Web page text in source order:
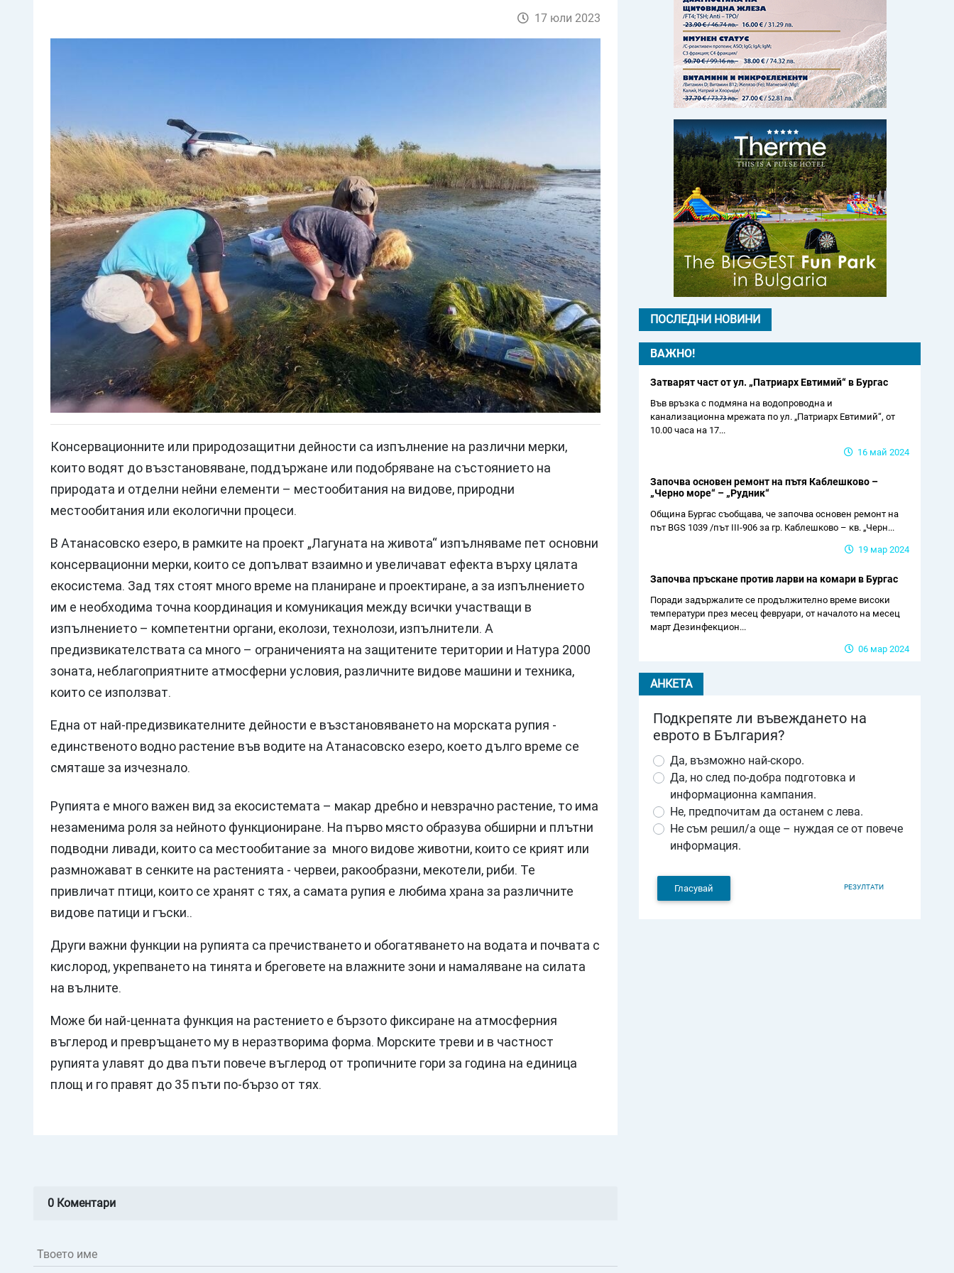
17 юли 2023
Консервационните или природозащитни дейности са изпълнение на различни мерки,
които водят до възстановяване, поддържане или подобряване на състоянието на
природата и отделни нейни елементи – местообитания на видове, природни
местообитания или екологични процеси.
В Атанасовско езеро, в рамките на проект „Лагуната на живота“ изпълняваме пет основни
консервационни мерки, които се допълват взаимно и увеличават ефекта върху цялата
екосистема. Зад тях стоят много време на планиране и проектиране, а за изпълнението
им е необходима точна координация и комуникация между всички участващи в
изпълнението – компетентни органи, еколози, технолози, изпълнители. А
предизвикателствата са много – ограниченията на защитените територии и Натура 2000
зоната, неблагоприятните атмосферни условия, различните видове машини и техника,
които се използват.
Една от най-предизвикателните дейности е възстановяването на морската рупия -
единственото водно растение във водите на Атанасовско езеро, което дълго време се
смяташе за изчезнало.
Рупията е много важен вид за екосистемата – макар дребно и невзрачно растение, то има
незаменима роля за нейното функциониране. На първо място образува обширни и плътни
подводни ливади, които са местообитание за много видове животни, които се крият или
размножават в сенките на растенията - червеи, ракообразни, мекотели, риби. Те
привличат птици, които се хранят с тях, а самата рупия е любима храна за различните
видове патици и гъски..
Други важни функции на рупията са пречистването и обогатяването на водата и почвата с
кислород, укрепването на тинята и бреговете на влажните зони и намаляване на силата
на вълните.
Може би най-ценната функция на растението е бързото фиксиране на атмосферния
въглерод и превръщането му в неразтворима форма. Морските треви и в частност
рупията улавят до два пъти повече въглерод от тропичните гори за година на единица
площ и го правят до 35 пъти по-бързо от тях.
0 Коментари
Твоето име
ПОСЛЕДНИ НОВИНИ
ВАЖНО!
Затварят част от ул. „Патриарх Евтимий“ в Бургас
Във връзка с подмяна на водопроводна и
канализационна мрежата по ул. „Патриарх Евтимий“, от
10.00 часа на 17...
16 май 2024
Започва основен ремонт на пътя Каблешково –
„Черно море“ – „Рудник“
Община Бургас съобщава, че започва основен ремонт на
път BGS 1039 /път III-906 за гр. Каблешково – кв. „Черн...
19 мар 2024
Започва пръскане против ларви на комари в Бургас
Поради задържалите се продължително време високи
температури през месец февруари, от началото на месец
март Дезинфекцион...
06 мар 2024
АНКЕТА
Подкрепяте ли въвеждането на
еврото в България?
Да, възможно най-скоро.
Да, но след по-добра подготовка и
информационна кампания.
Не, предпочитам да останем с лева.
Не съм решил/а още – нуждая се от повече
информация.
Гласувай РЕЗУЛТАТИ